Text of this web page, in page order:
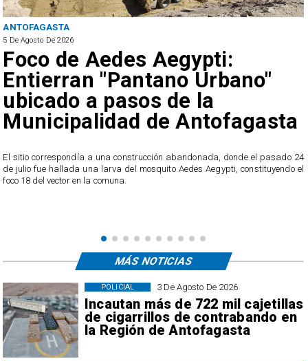
ANTOFAGASTA
5 De Agosto De 2026
Foco de Aedes Aegypti:
Entierran "Pantano Urbano"
ubicado a pasos de la
Municipalidad de Antofagasta
El sitio correspondía a una construcción abandonada, donde el pasado 24
de julio fue hallada una larva del mosquito Aedes Aegypti, constituyendo el
foco 18 del vector en la comuna.
3 De Agosto De 2026
Incautan más de 722 mil cajetillas
de cigarrillos de contrabando en
la Región de Antofagasta
POLICIAL
MÁS NOTICIAS